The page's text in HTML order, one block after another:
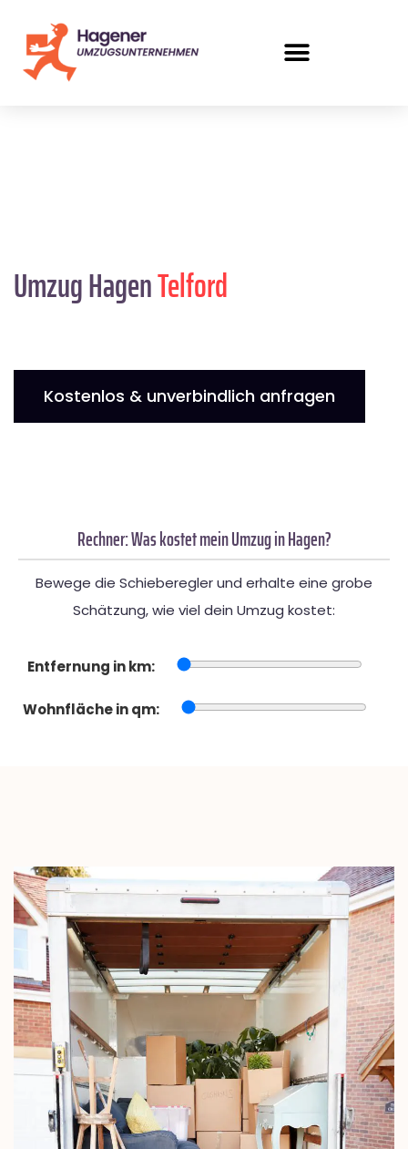
Umzug HagenTelford
Kostenlos & unverbindlich anfragen
Rechner: Was kostet mein Umzug in Hagen?
Bewege die Schieberegler und erhalte eine grobe
Schätzung, wie viel dein Umzug kostet:
Entfernung in km:
Wohnfläche in qm: